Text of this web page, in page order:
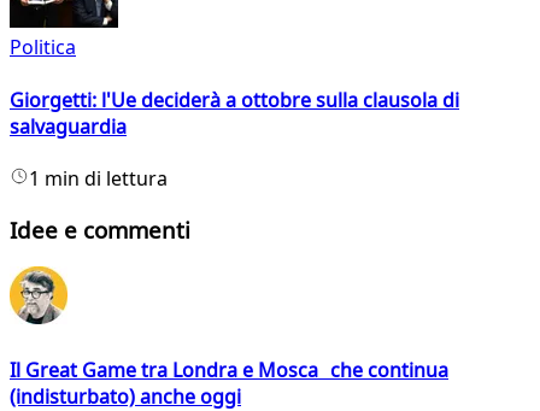
Politica
Giorgetti: l'Ue deciderà a ottobre sulla clausola di
salvaguardia
1 min di lettura
Idee e commenti
Il Great Game tra Londra e Mosca che continua
(indisturbato) anche oggi